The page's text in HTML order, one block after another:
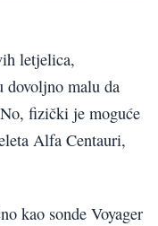
letjelica,
dovoljno malu da
fizički je moguće
Alfa Centauri,
kao sonde Voyager